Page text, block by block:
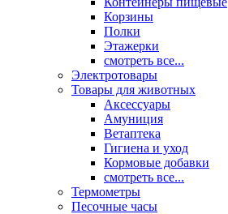
Корзины
Полки
Этажерки
смотреть все...
Электротовары
Товары для животных
Аксессуары
Амуниция
Ветаптека
Гигиена и уход
Кормовые добавки
смотреть все...
Термометры
Песочные часы